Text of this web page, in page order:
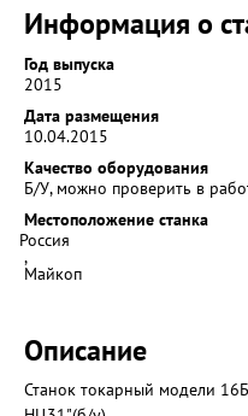
Информация о
Год выпуска
2015
Дата размещения
10.04.2015
Качество оборудования
Б/У, можно проверить в
Местоположение станка
Россия
,
Майкоп
Описание
Станок токарный модели